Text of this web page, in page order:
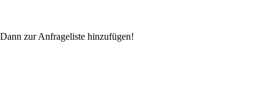
Dann zur Anfrageliste hinzufügen!